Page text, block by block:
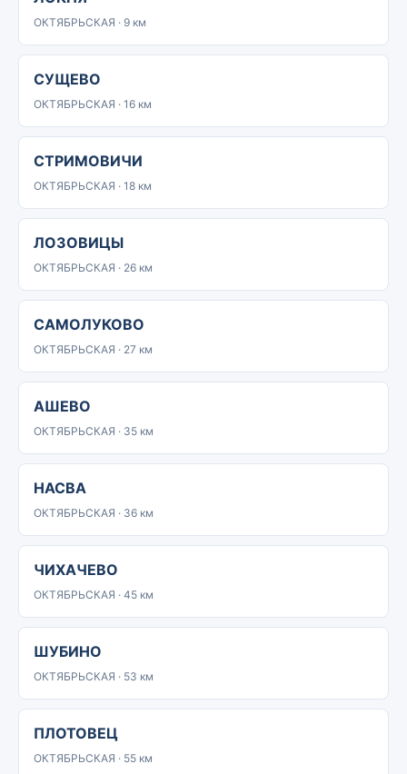
ОКТЯБРЬСКАЯ · 9 км
СУЩЕВО
ОКТЯБРЬСКАЯ · 16 км
СТРИМОВИЧИ
ОКТЯБРЬСКАЯ · 18 км
ЛОЗОВИЦЫ
ОКТЯБРЬСКАЯ · 26 км
САМОЛУКОВО
ОКТЯБРЬСКАЯ · 27 км
АШЕВО
ОКТЯБРЬСКАЯ · 35 км
НАСВА
ОКТЯБРЬСКАЯ · 36 км
ЧИХАЧЕВО
ОКТЯБРЬСКАЯ · 45 км
ШУБИНО
ОКТЯБРЬСКАЯ · 53 км
ПЛОТОВЕЦ
ОКТЯБРЬСКАЯ · 55 км